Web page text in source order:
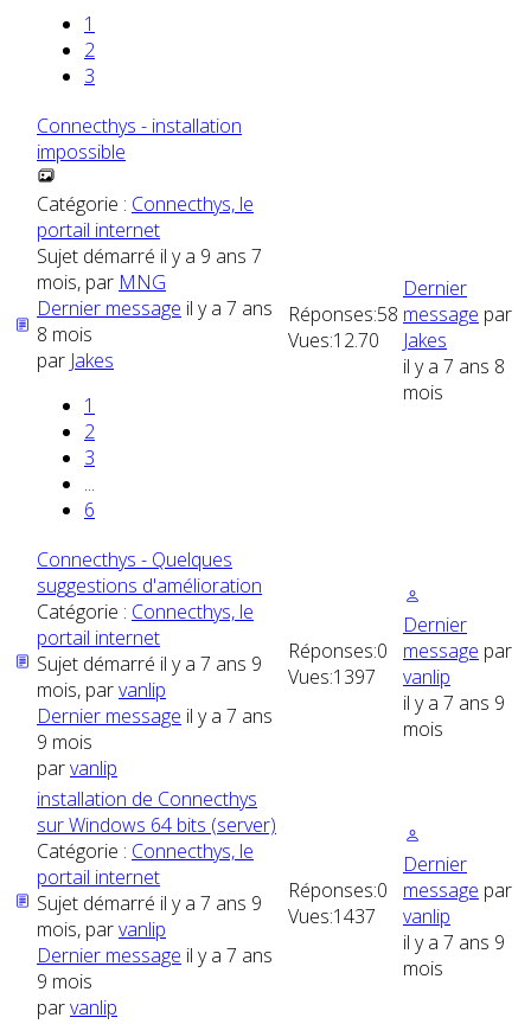
1
2
3
Connecthys - installation
impossible
Catégorie : Connecthys, le
portail internet
Sujet démarré il y a 9 ans 7
mois, par MNG
Dernier message il y a 7 ans
8 mois
par Jakes
1
2
3
...
6
Réponses:58
Vues:12.70
Dernier
message par
Jakes
il y a 7 ans 8
mois
Connecthys - Quelques
suggestions d'amélioration
Catégorie : Connecthys, le
portail internet
Sujet démarré il y a 7 ans 9
mois, parvanlip
Dernier message il y a 7 ans
9 mois
parvanlip
Réponses:0
Vues:1397
Dernier
message par
vanlip
il y a 7 ans 9
mois
installation de Connecthys
sur Windows 64 bits (server)
Catégorie : Connecthys, le
portail internet
Sujet démarré il y a 7 ans 9
mois, parvanlip
Dernier message il y a 7 ans
9 mois
parvanlip
Réponses:0
Vues:1437
Dernier
message par
vanlip
il y a 7 ans 9
mois